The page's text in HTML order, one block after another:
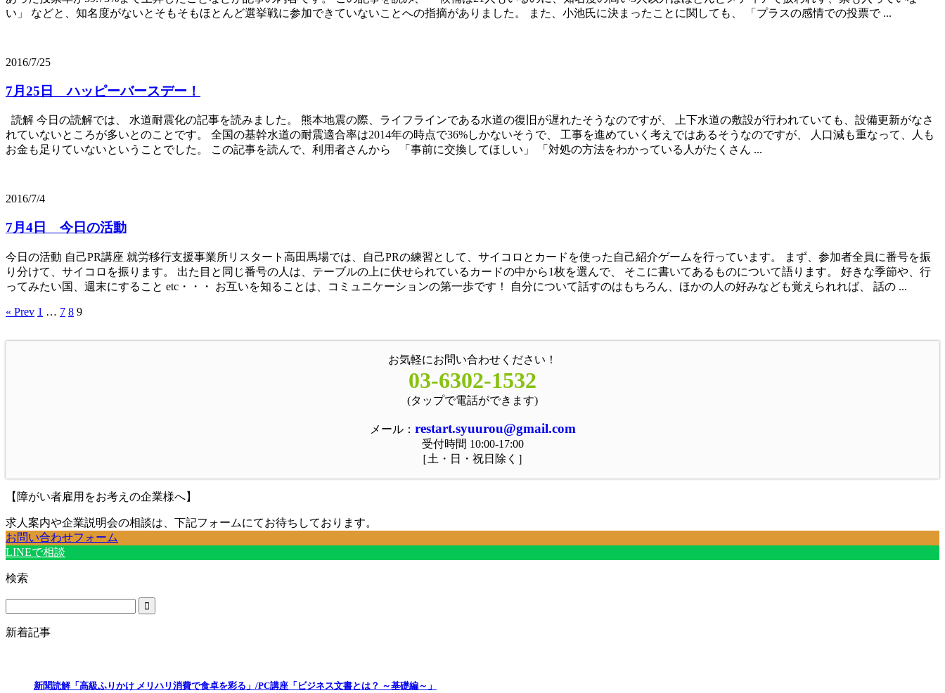
い」 などと、知名度がないとそもそもほとんど選挙戦に参加できていないことへの指摘がありました。 また、小池氏に決まったことに関しても、 「プラスの感情での投票で ...
2016/7/25
7月25日 ハッピーバースデー！
読解 今日の読解では、 水道耐震化の記事を読みました。 熊本地震の際、ライフラインである水道の復旧が遅れたそうなのですが、 上下水道の敷設が行われていても、設備更新がなさ
れていないところが多いとのことです。 全国の基幹水道の耐震適合率は2014年の時点で36%しかないそうで、 工事を進めていく考えではあるそうなのですが、 人口減も重なって、人も
お金も足りていないということでした。 この記事を読んで、利用者さんから 「事前に交換してほしい」 「対処の方法をわかっている人がたくさん ...
2016/7/4
7月4日 今日の活動
今日の活動 自己PR講座 就労移行支援事業所リスタート高田馬場では、自己PRの練習として、サイコロとカードを使った自己紹介ゲームを行っています。 まず、参加者全員に番号を振
り分けて、サイコロを振ります。 出た目と同じ番号の人は、テーブルの上に伏せられているカードの中から1枚を選んで、 そこに書いてあるものについて語ります。 好きな季節や、行
ってみたい国、週末にすること etc・・・ お互いを知ることは、コミュニケーションの第一歩です！ 自分について話すのはもちろん、ほかの人の好みなども覚えられれば、 話の ...
« Prev 1 … 7 8 9
お気軽にお問い合わせください！
03-6302-1532
(タップで電話ができます)
メール： restart.syuurou@gmail.com
受付時間 10:00-17:00
［土・日・祝日除く］
【障がい者雇用をお考えの企業様へ】
求人案内や企業説明会の相談は、下記フォームにてお待ちしております。
お問い合わせフォーム
LINEで相談
検索
新着記事
新聞読解「高級ふりかけ メリハリ消費で食卓を彩る」/PC講座「ビジネス文書とは？ ～基礎編～」